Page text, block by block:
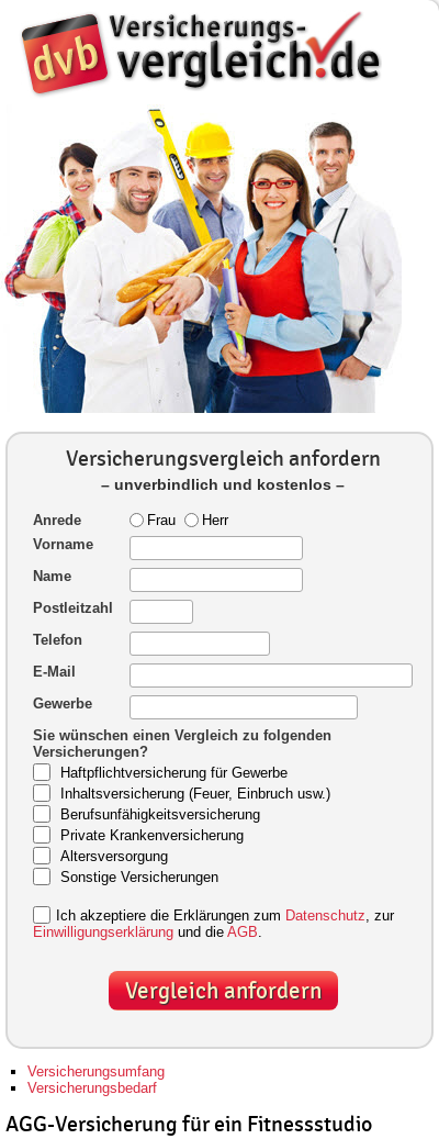
Versicherungsvergleich anfordern
– unverbindlich und kostenlos –
Anrede Frau
Herr
Vorname
Name
Postleitzahl
Telefon
E-Mail
Gewerbe
Sie wünschen einen Vergleich zu folgenden
Versicherungen?
Haftpflichtversicherung für Gewerbe
Inhaltsversicherung (Feuer, Einbruch usw.)
Berufsunfähigkeitsversicherung
Private Krankenversicherung
Altersversorgung
Sonstige Versicherungen
Ich akzeptiere die Erklärungen zum Datenschutz , zur
Einwilligungserklärung und die AGB.
Vergleich anfordern
Versicherungsumfang
Versicherungsbedarf
AGG-Versicherung für ein Fitnessstudio